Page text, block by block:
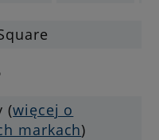
(więcej o
markach)